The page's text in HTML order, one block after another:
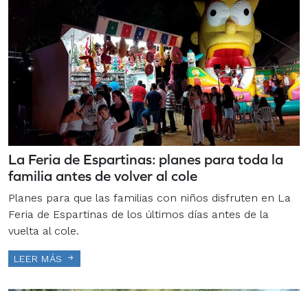
La Feria de Espartinas: planes para toda la
familia antes de volver al cole
Planes para que las familias con niños disfruten en La
Feria de Espartinas de los últimos días antes de la
vuelta al cole.
LEER MÁS